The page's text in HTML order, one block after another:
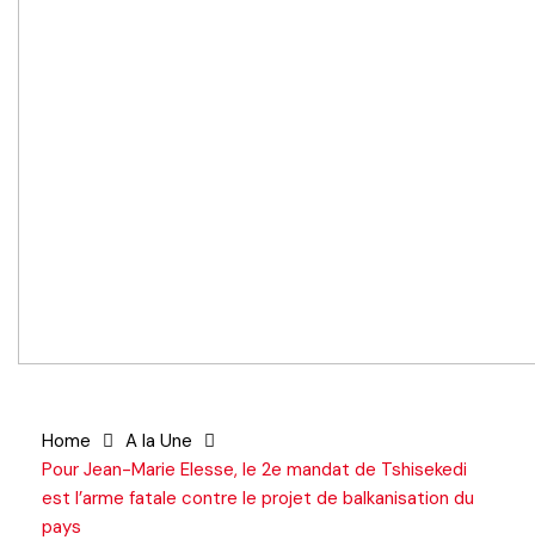
Home
A la Une
Pour Jean-Marie Elesse, le 2e mandat de Tshisekedi
est l’arme fatale contre le projet de balkanisation du
pays